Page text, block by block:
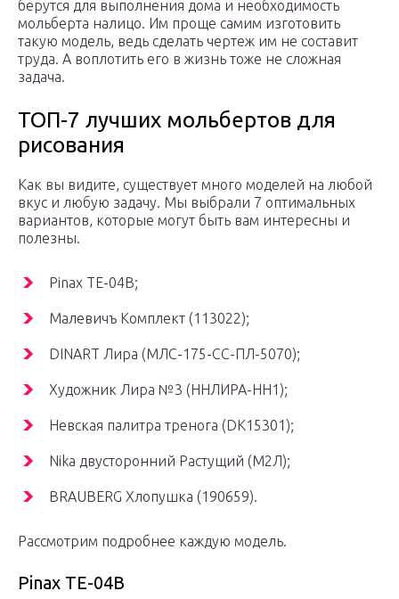
берутся для выполнения дома и необходимость
мольберта налицо. Им проще самим изготовить
такую модель, ведь сделать чертеж им не составит
труда. А воплотить его в жизнь тоже не сложная
задача.
ТОП-7 лучших мольбертов для
рисования
Как вы видите, существует много моделей на любой
вкус и любую задачу. Мы выбрали 7 оптимальных
вариантов, которые могут быть вам интересны и
полезны.
Pinax TE-04B;
Малевичъ Комплект (113022);
DINART Лира (МЛС-175-СС-ПЛ-5070);
Художник Лира №3 (ННЛИРА-НН1);
Невская палитра тренога (DK15301);
Nika двусторонний Растущий (М2Л);
BRAUBERG Хлопушка (190659).
Рассмотрим подробнее каждую модель.
Pinax TE-04B